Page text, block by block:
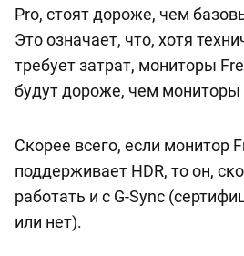
Pro, стоят дороже, чем
Это означает, что, хотя
требует затрат, мониторы
будут дороже, чем
Скорее всего, если монитор
поддерживает HDR, то он,
работать и с G-Sync
или нет).